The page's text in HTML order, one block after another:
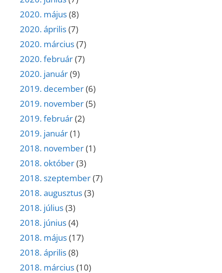
2020. május(8)
2020. április(7)
2020. március(7)
2020. február(7)
2020. január(9)
2019. december(6)
2019. november(5)
2019. február(2)
2019. január(1)
2018. november(1)
2018. október(3)
2018. szeptember(7)
2018. augusztus(3)
2018. július(3)
2018. június(4)
2018. május(17)
2018. április(8)
2018. március(10)